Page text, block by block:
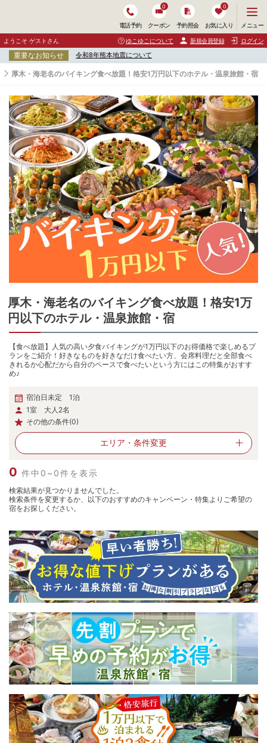
電話予約 クーポン
0
予約照会 お気に入り
0
ニ
ュ
ー
開
く
メニュー
ようこそ ゲストさん ゆこゆこについて 新規会員登録 ログイン
重要なお知らせ 令和8年熊本地震について
厚木・海老名のバイキング食べ放題！格安1万円以下のホテル・温泉旅館・宿
厚
木
・
海
老
名
厚木・海老名のバイキング食べ放題！格安1万
円以下のホテル・温泉旅館・宿
【食べ放題】人気の高い夕食バイキングが1万円以下のお得価格で楽しめるプ
ランをご紹介！好きなものを好きなだけ食べたい方、会席料理だと全部食べ
きれるか心配だから自分のペースで食べたいという方にはこの特集がおすす
め♪
宿泊日未定 1泊
1室 大人2名
その他の条件(0)
エリア・ 条件変更
0 件中0~0件を表示
検索結果が見つかりませんでした。
検索条件を変更するか、以下のおすすめのキャンペーン・特集よりご希望の
宿をお探しください。